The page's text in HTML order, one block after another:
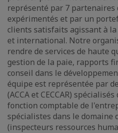
représenté par 7 partenaires
expérimentés et par un
clients satisfaits agissant à
et international. Notre
rendre de services de haute
gestion de la paie, rapports
conseil dans le
équipe est représentée par
(ACCA et CECCAR)
fonction comptable de
spécialistes dans le domaine
(inspecteurs ressources